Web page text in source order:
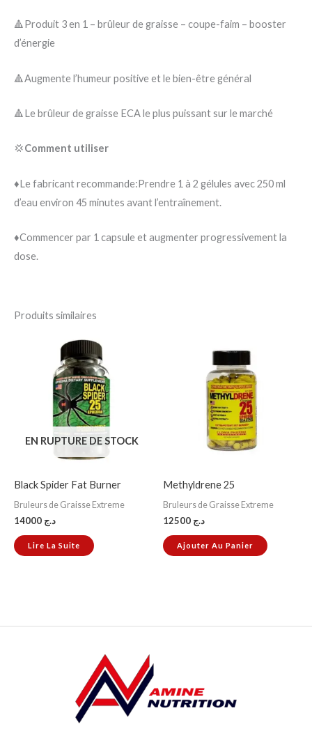
🔺Produit 3 en 1 – brûleur de graisse – coupe-faim – booster
d’énergie
🔺Augmente l’humeur positive et le bien-être général
🔺Le brûleur de graisse ECA le plus puissant sur le marché
💢Comment utiliser
♦️Le fabricant recommande:Prendre 1 à 2 gélules avec 250 ml
d’eau environ 45 minutes avant l’entraînement.
♦️Commencer par 1 capsule et augmenter progressivement la
dose.
Produits similaires
EN RUPTURE DE STOCK
Black Spider Fat Burner
Bruleurs de Graisse Extreme
د.ج
Lire La Suite
Methyldrene 25
Bruleurs de Graisse Extreme
د.ج
Ajouter Au Panier